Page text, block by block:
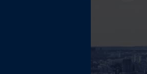
Komplette
B2B-
für